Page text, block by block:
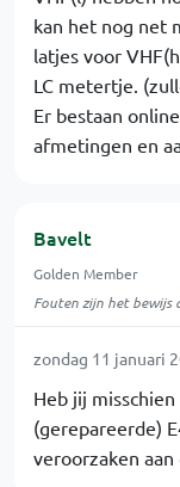
kan het nog net
latjes voor
LC metertje.
Er bestaan
afmetingen en
Bavelt
Golden Member
Fouten zijn het bewijs
zondag 11 januari
Heb jij
(gerepareerde)
veroorzaken aan